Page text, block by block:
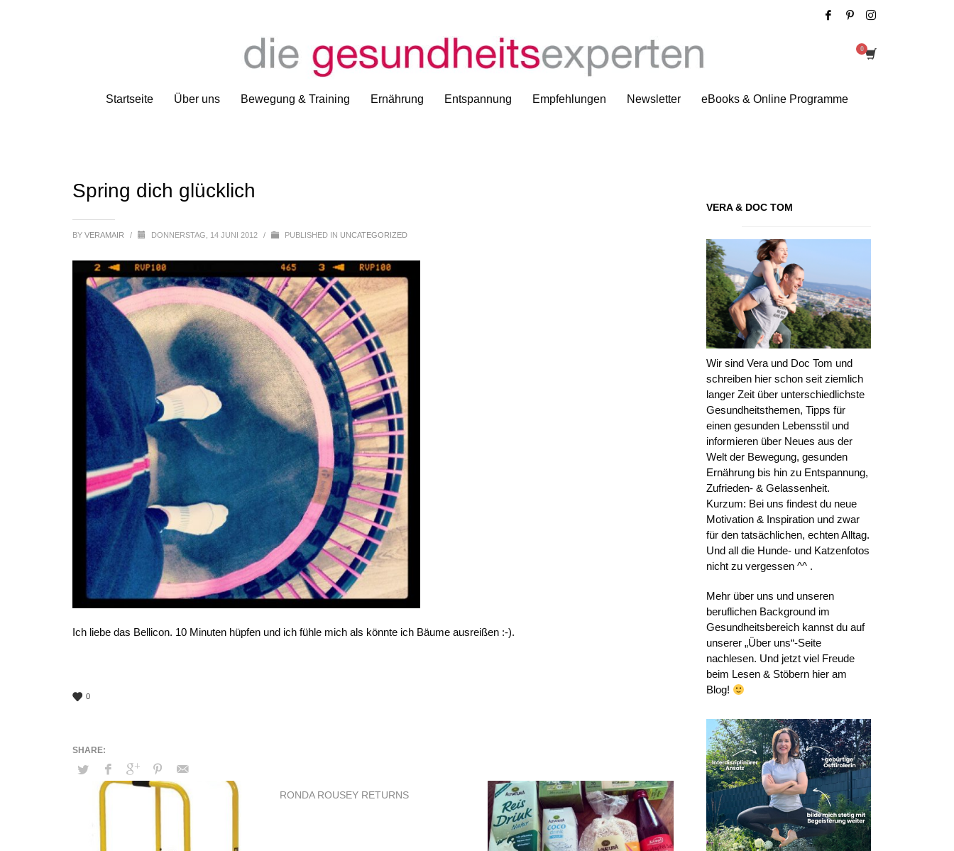
Startseite Über uns Bewegung & Training Ernährung Entspannung Empfehlungen Newsletter eBooks & Online Programme
Spring dich glücklich
Spring dich glücklich
BY VERAMAIR / DONNERSTAG, 14 JUNI 2012 / PUBLISHED IN UNCATEGORIZED
Ich liebe das Bellicon. 10 Minuten hüpfen und ich fühle mich als könnte ich Bäume ausreißen :-).
0
RONDA ROUSEY RETURNS
VERA & DOC TOM
Wir sind Vera und Doc Tom und
schreiben hier schon seit ziemlich
langer Zeit über unterschiedlichste
Gesundheitsthemen, Tipps für
einen gesunden Lebensstil und
informieren über Neues aus der
Welt der Bewegung, gesunden
Ernährung bis hin zu Entspannung,
Zufrieden- & Gelassenheit.
Kurzum: Bei uns findest du neue
Motivation & Inspiration und zwar
für den tatsächlichen, echten Alltag.
Und all die Hunde- und Katzenfotos
nicht zu vergessen ^^ .
Mehr über uns und unseren
beruflichen Background im
Gesundheitsbereich kannst du auf
unserer „Über uns“-Seite
nachlesen. Und jetzt viel Freude
beim Lesen & Stöbern hier am
Blog!